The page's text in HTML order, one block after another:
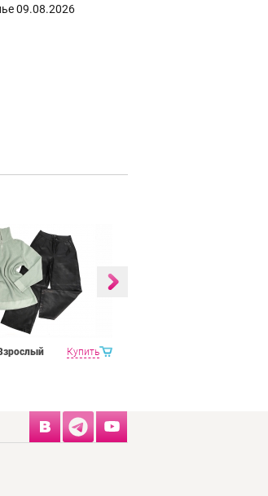
09.08.2026
Купить